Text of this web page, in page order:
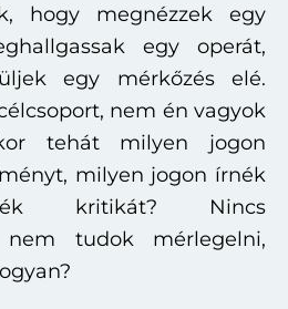
hogy megnézzek egy
egy operát,
egy mérkőzés elé.
nem én vagyok
tehát milyen jogon
milyen jogon írnék
kritikát? Nincs
nem tudok mérlegelni,